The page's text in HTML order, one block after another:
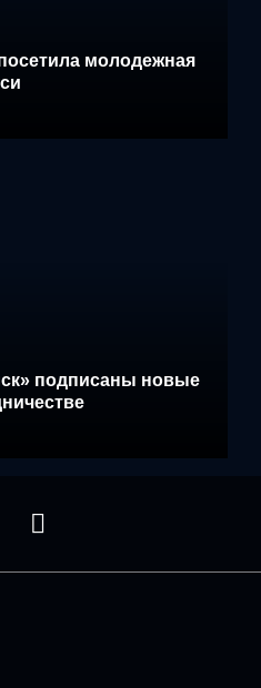
молодежная
подписаны новые